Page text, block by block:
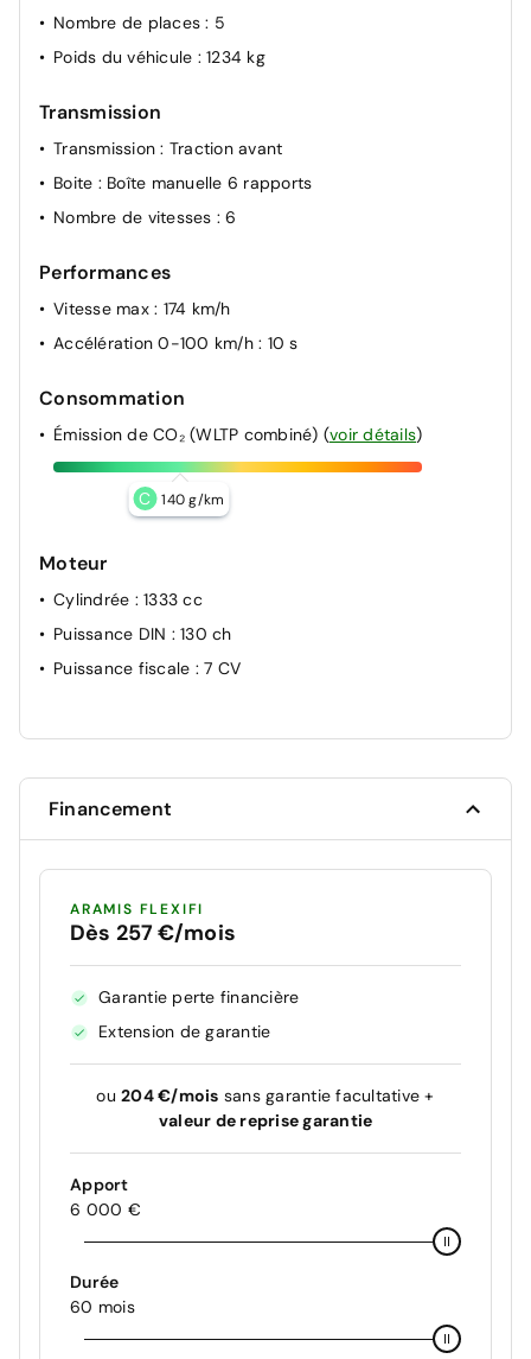
Nombre de places: 5
Poids du véhicule : 1234 kg
Transmission
Transmission: Traction avant
Boite : Boîte manuelle 6 rapports
Nombre de vitesses : 6
Performances
Vitesse max : 174 km/h
Accélération 0-100 km/h : 10 s
Consommation
Émission de CO₂ (WLTP combiné) (voir détails)
C 140 g/km
Moteur
Cylindrée : 1333 cc
Puissance DIN : 130 ch
Puissance fiscale : 7 CV
Financement
ARAMIS FLEXIFI
Dès 257 €/mois
Garantie perte financière
Extension de garantie
ou204 €/mois sans garantie facultative +
valeur de reprise garantie
Apport
6 000 €
Durée
60 mois